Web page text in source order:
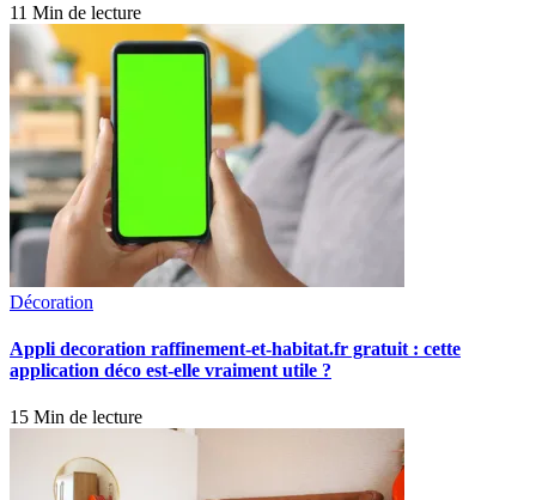
11 Min de lecture
Décoration
Appli decoration raffinement-et-habitat.fr gratuit : cette
application déco est-elle vraiment utile ?
15 Min de lecture